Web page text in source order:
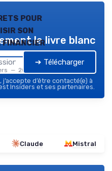
pour
son
— 2026
le livre blanc
➔ Télécharger
d’être contacté(e) à
Insiders et ses partenaires.
Claude Mistral